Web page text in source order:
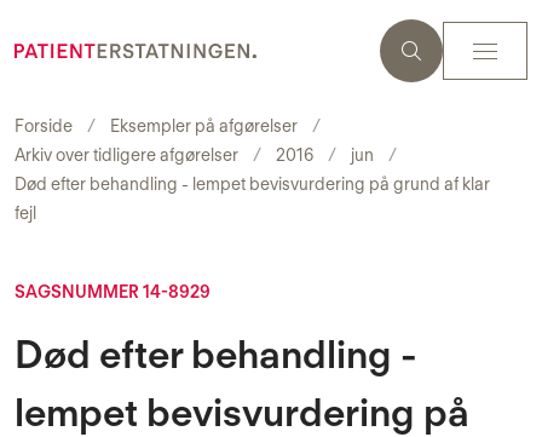
Forside
Eksempler på afgørelser
Arkiv over tidligere afgørelser
2016
jun
Død efter behandling - lempet bevisvurdering på grund af klar
fejl
SAGSNUMMER 14-8929
Død efter behandling -
lempet bevisvurdering på